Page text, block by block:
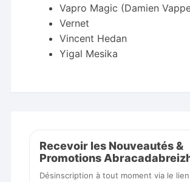
Vapro Magic (Damien
Vernet
Vincent Hedan
Yigal Mesika
Recevoir les Nouveautés &
Promotions
Désinscription à tout moment via le